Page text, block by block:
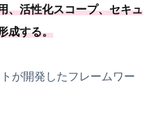
、活性化スコープ、セキュ
成する。
が開発したフレームワー